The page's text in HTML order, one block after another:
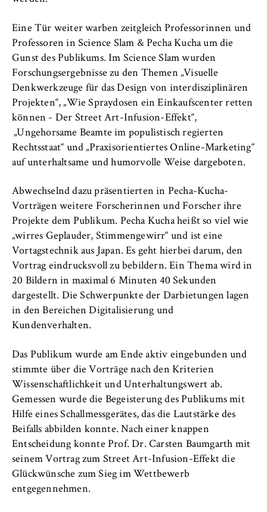
Eine Tür weiter warben zeitgleich Professorinnen und
Professoren in Science Slam & Pecha Kucha um die
Gunst des Publikums. Im Science Slam wurden
Forschungsergebnisse zu den Themen „Visuelle
Denkwerkzeuge für das Design von interdisziplinären
Projekten“, „Wie Spraydosen ein Einkaufscenter retten
können - Der Street Art-Infusion-Effekt“,
„Ungehorsame Beamte im populistisch regierten
Rechtsstaat“ und „Praxisorientiertes Online-Marketing“
auf unterhaltsame und humorvolle Weise dargeboten.
Abwechselnd dazu präsentierten in Pecha-Kucha-
Vorträgen weitere Forscherinnen und Forscher ihre
Projekte dem Publikum. Pecha Kucha heißt so viel wie
„wirres Geplauder, Stimmengewirr“ und ist eine
Vortagstechnik aus Japan. Es geht hierbei darum, den
Vortrag eindrucksvoll zu bebildern. Ein Thema wird in
20 Bildern in maximal 6 Minuten 40 Sekunden
dargestellt. Die Schwerpunkte der Darbietungen lagen
in den Bereichen Digitalisierung und
Kundenverhalten.
Das Publikum wurde am Ende aktiv eingebunden und
stimmte über die Vorträge nach den Kriterien
Wissenschaftlichkeit und Unterhaltungswert ab.
Gemessen wurde die Begeisterung des Publikums mit
Hilfe eines Schallmessgerätes, das die Lautstärke des
Beifalls abbilden konnte. Nach einer knappen
Entscheidung konnte Prof. Dr. Carsten Baumgarth mit
seinem Vortrag zum Street Art-Infusion-Effekt die
Glückwünsche zum Sieg im Wettbewerb
entgegennehmen.
Anbieter:
Matomo
Zweck:
Ermöglicht die anonyme Analyse Ihres
Nutzerverhaltens auf unserer Website, um
unser Angebot fortlaufend zu verbessern.
Hierzu werden Cookies gesetzt, die uns
helfen zu verstehen, welche Seiten am
häufigsten besucht werden.
Cookie Laufzeit:
bis zu 13 Monate